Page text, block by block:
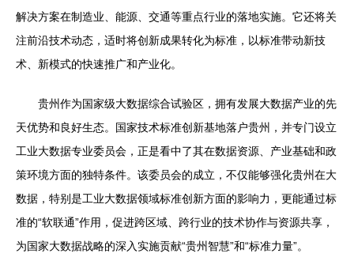
解决方案在制造业、能源、交通等重点行业的落地实施。它还将关
注前沿技术动态，适时将创新成果转化为标准，以标准带动新技
术、新模式的快速推广和产业化。
贵州作为国家级大数据综合试验区，拥有发展大数据产业的先
天优势和良好生态。国家技术标准创新基地落户贵州，并专门设立
工业大数据专业委员会，正是看中了其在数据资源、产业基础和政
策环境方面的独特条件。该委员会的成立，不仅能够强化贵州在大
数据，特别是工业大数据领域标准创新方面的影响力，更能通过标
准的“软联通”作用，促进跨区域、跨行业的技术协作与资源共享，
为国家大数据战略的深入实施贡献“贵州智慧”和“标准力量”。